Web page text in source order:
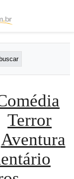
Terror
Aventura